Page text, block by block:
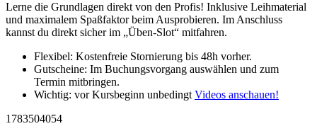
Lerne die Grundlagen direkt von den Profis! Inklusive Leihmaterial
und maximalem Spaßfaktor beim Ausprobieren. Im Anschluss
kannst du direkt sicher im „Üben-Slot“ mitfahren.
Flexibel: Kostenfreie Stornierung bis 48h vorher.
Gutscheine: Im Buchungsvorgang auswählen und zum
Termin mitbringen.
Wichtig: vor Kursbeginn unbedingtVideos anschauen!
1783504054